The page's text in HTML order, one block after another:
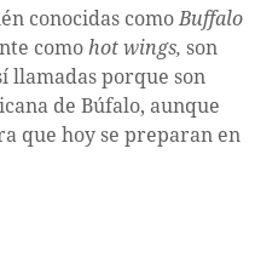
conocidas como Buffalo
como hot wings, son
llamadas porque son
de Búfalo, aunque
que hoy se preparan en